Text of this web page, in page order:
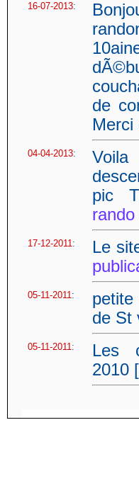
16-07-2013:
de
Merci
04-04-2013:
pic
17-12-2011:
Le
05-11-2011:
de St
05-11-2011:
Les
2010 [